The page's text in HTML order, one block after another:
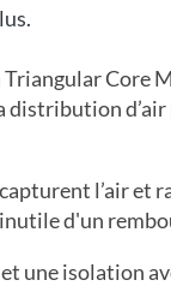
Core
distribution
l’air et
d'un
une isolation